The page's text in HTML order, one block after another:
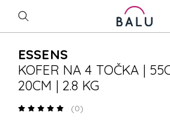
ESSENS
KOFER NA 4 TOČKA |
20CM | 2.8 KG
(0)